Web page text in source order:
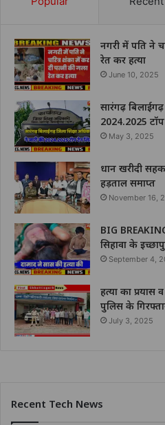
नगरी में पति ने
रेत कर हत्या
June 10, 2025
सारंगढ़
2024.2025
May 3, 2025
धान खरीदी
हड़ताल समाप्त
November 16,
BIG
सिहावा के
September 4,
हत्या का
पुलिस के
July 3, 2025
Recent Tech News